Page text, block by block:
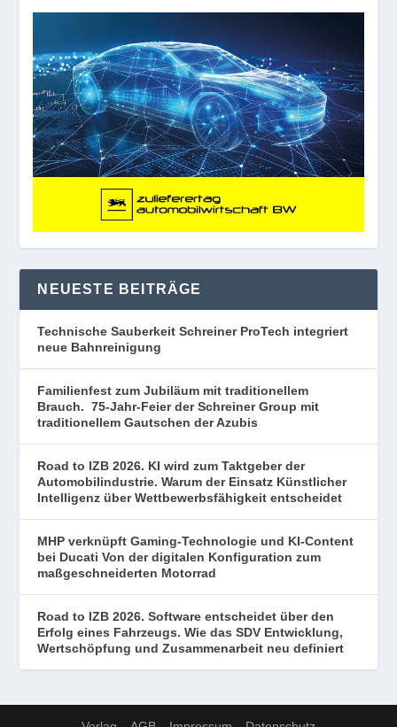
NEUESTE BEITRÄGE
Technische Sauberkeit Schreiner ProTech integriert
neue Bahnreinigung
Familienfest zum Jubiläum mit traditionellem
Brauch. 75-Jahr-Feier der Schreiner Group mit
traditionellem Gautschen der Azubis
Road to IZB 2026. KI wird zum Taktgeber der
Automobilindustrie. Warum der Einsatz Künstlicher
Intelligenz über Wettbewerbsfähigkeit entscheidet
MHP verknüpft Gaming-Technologie und KI-Content
bei Ducati Von der digitalen Konfiguration zum
maßgeschneiderten Motorrad
Road to IZB 2026. Software entscheidet über den
Erfolg eines Fahrzeugs. Wie das SDV Entwicklung,
Wertschöpfung und Zusammenarbeit neu definiert